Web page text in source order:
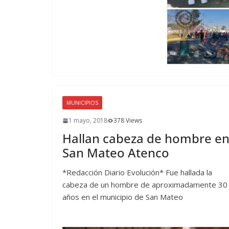
MUNICIPIOS
1 mayo, 2018 378 Views
Hallan cabeza de hombre en
San Mateo Atenco
*Redacción Diario Evolución* Fue hallada la
cabeza de un hombre de aproximadamente 30
años en el municipio de San Mateo